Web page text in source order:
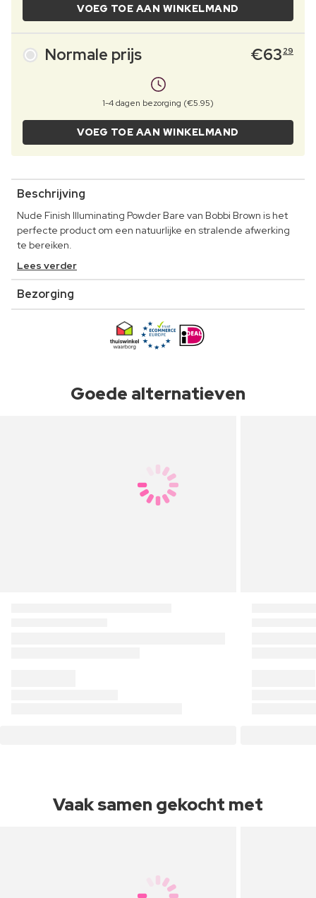
VOEG TOE AAN WINKELMAND
Normale prijs €63 29
1-4 dagen bezorging (€5.95)
VOEG TOE AAN WINKELMAND
Beschrijving
Nude Finish Illuminating Powder Bare van Bobbi Brown is het
perfecte product om een natuurlijke en stralende afwerking
te bereiken.
Lees verder
Bezorging
Goede alternatieven
Vaak samen gekocht met